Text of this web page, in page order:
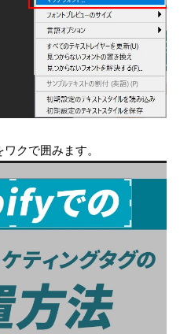
クで囲みます。